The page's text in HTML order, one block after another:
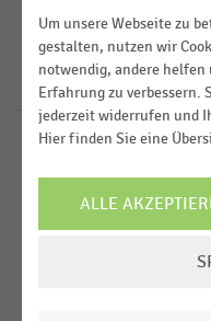
10Ergebnisse für
Top 10 der
Deutschland
Top 10 der
E-Commerce
2019
2018
2017
FILTER
Um unsere Webseite zu
gestalten, nutzen wir
notwendig, andere helfen
Erfahrung zu
jederzeit widerrufen und
Hier finden Sie eine
ALLE